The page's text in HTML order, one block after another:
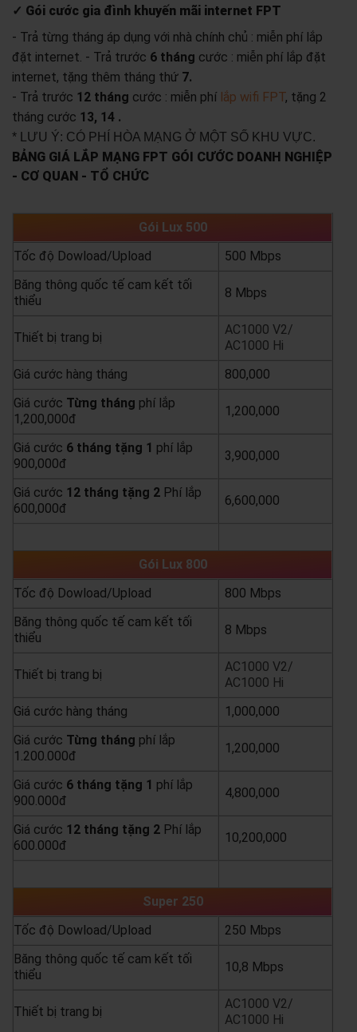
✓ Gói cước gia đình khuyến mãi internet FPT
- Trả từng tháng áp dụng với nhà chính chủ : miễn phí lắp
đặt internet. - Trả trước 6 tháng cước : miễn phí lắp đặt
internet, tặng thêm tháng thứ 7.
- Trả trước 12 tháng cước : miễn phí lắp wifi FPT, tặng 2
tháng cước 13, 14 .
* LƯU Ý: CÓ PHÍ HÒA MẠNG Ở MỘT SỐ KHU VỰC.
BẢNG GIÁ LẮP MẠNG FPT GÓI CƯỚC DOANH NGHIỆP
- CƠ QUAN - TỔ CHỨC
Gói Lux 500
Tốc độ Dowload/Upload
500 Mbps
Băng thông quốc tế cam kết tối
thiểu
8 Mbps
Thiết bị trang bị
AC1000 V2/
AC1000 Hi
Giá cước hàng tháng
800,000
Giá cước Từng tháng phí lắp
1,200,000đ
1,200,000
Giá cước 6 tháng tặng 1 phí lắp
900,000đ
3,900,000
Giá cước 12 tháng tặng 2 Phí lắp
600,000đ
6,600,000
Gói Lux 800
Tốc độ Dowload/Upload
800 Mbps
Băng thông quốc tế cam kết tối
thiểu
8 Mbps
Thiết bị trang bị
AC1000 V2/
AC1000 Hi
Giá cước hàng tháng
1,000,000
Giá cước Từng tháng phí lắp
1.200.000đ
1,200,000
Giá cước 6 tháng tặng 1 phí lắp
900.000đ
4,800,000
Giá cước 12 tháng tặng 2 Phí lắp
600.000đ
10,200,000
Super 250
Tốc độ Dowload/Upload
250 Mbps
Băng thông quốc tế cam kết tối
thiểu
10,8 Mbps
Thiết bị trang bị
AC1000 V2/
AC1000 Hi